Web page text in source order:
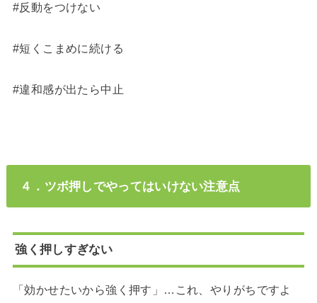
#反動をつけない
#短くこまめに続ける
#違和感が出たら中止
４．ツボ押しでやってはいけない注意点
強く押しすぎない
「効かせたいから強く押す」…これ、やりがちですよ